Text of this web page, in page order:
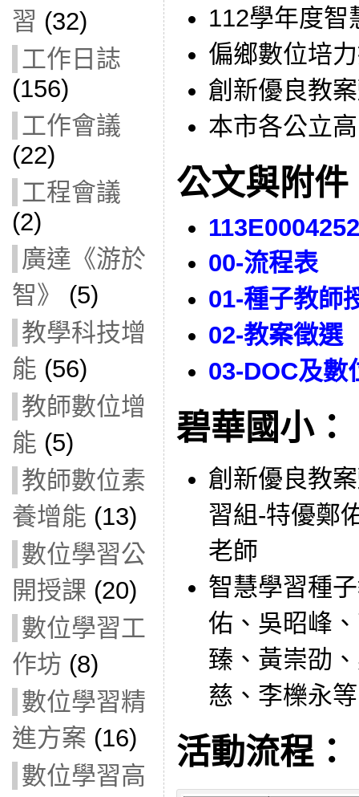
習 (32)
工作日誌
(156)
工作會議
(22)
工程會議
(2)
廣達《游於
智》
(5)
教學科技增
能 (56)
教師數位增
能 (5)
教師數位素
養增能 (13)
數位學習公
開授課 (20)
數位學習工
作坊 (8)
數位學習精
進方案 (16)
數位學習高
112學年度智
偏鄉數位培
創新優良教
本市各公立
公文與附件
113E0004252
00-流程表
01-種子教師
02-教案徵選
03-DOC及數
碧華國小：
創新優良教
習組-特優鄭
老師
智慧學習種
佑、吳昭峰
臻、黃崇劭
慈、李櫟永
活動流程：